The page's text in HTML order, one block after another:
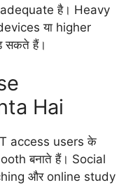
है। Heavy
या higher
सकते हैं।
Hai
access users के
बनाते हैं। Social
और online study